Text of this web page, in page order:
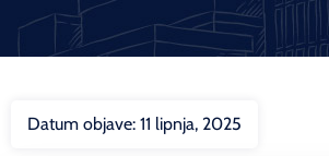
Datum objave: 11 lipnja, 2025